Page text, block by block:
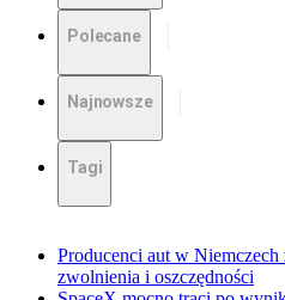
Polecane
Najnowsze
Tagi
Producenci aut w Niemczech
zwolnienia i oszczędności